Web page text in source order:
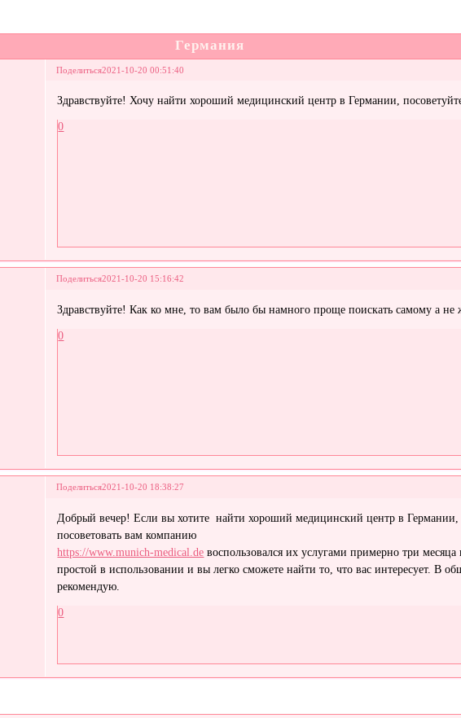
Германия
Поделиться2021-10-20 00:51:40
Здравствуйте! Хочу найти хороший медицинский центр в Германии,
0
Поделиться2021-10-20 15:16:42
Здравствуйте! Как ко мне, то вам было бы намного проще поискать самому а не
0
Поделиться2021-10-20 18:38:27
Добрый вечер! Если вы хотите найти хороший медицинский центр в Германии,
посоветовать вам компанию
https://www.munich-medical.de воспользовался их услугами примерно три месяца
простой в использовании и вы легко сможете найти то, что вас интересует. В
рекомендую.
0